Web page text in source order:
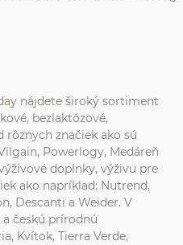
nájdete široký sortiment
bezlaktózové,
značiek ako sú
Powerlogy, Medáreň
doplnky, výživu pre
ako napríklad: Nutrend,
Descanti a Weider. V
českú prírodnú
Kvítok, Tierra Verde,